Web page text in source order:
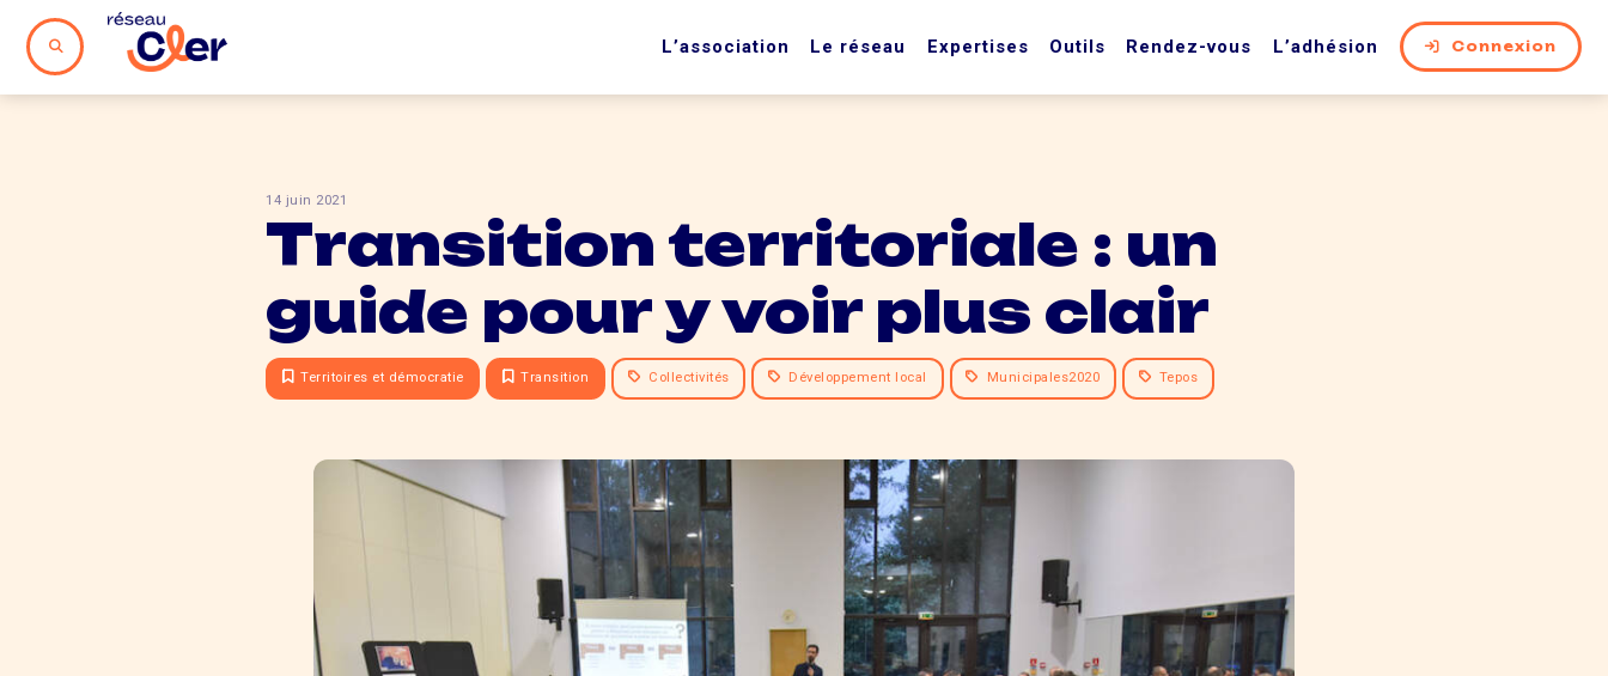
L’association Le réseau Expertises Outils Rendez-vous L’adhésion Connexion
14 juin 2021
Transition territoriale : un
guide pour y voir plus clair
Territoires et démocratie Transition Collectivités Développement local Municipales2020 Tepos